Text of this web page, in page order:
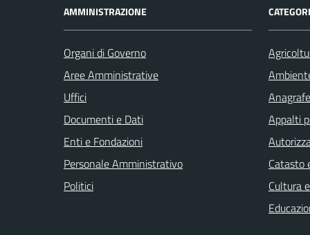
AMMINISTRAZIONE
Organi di Governo
Aree Amministrative
Uffici
Documenti e Dati
Enti e Fondazioni
Personale Amministrativo
Politici
Appalti
Catasto
Cultura